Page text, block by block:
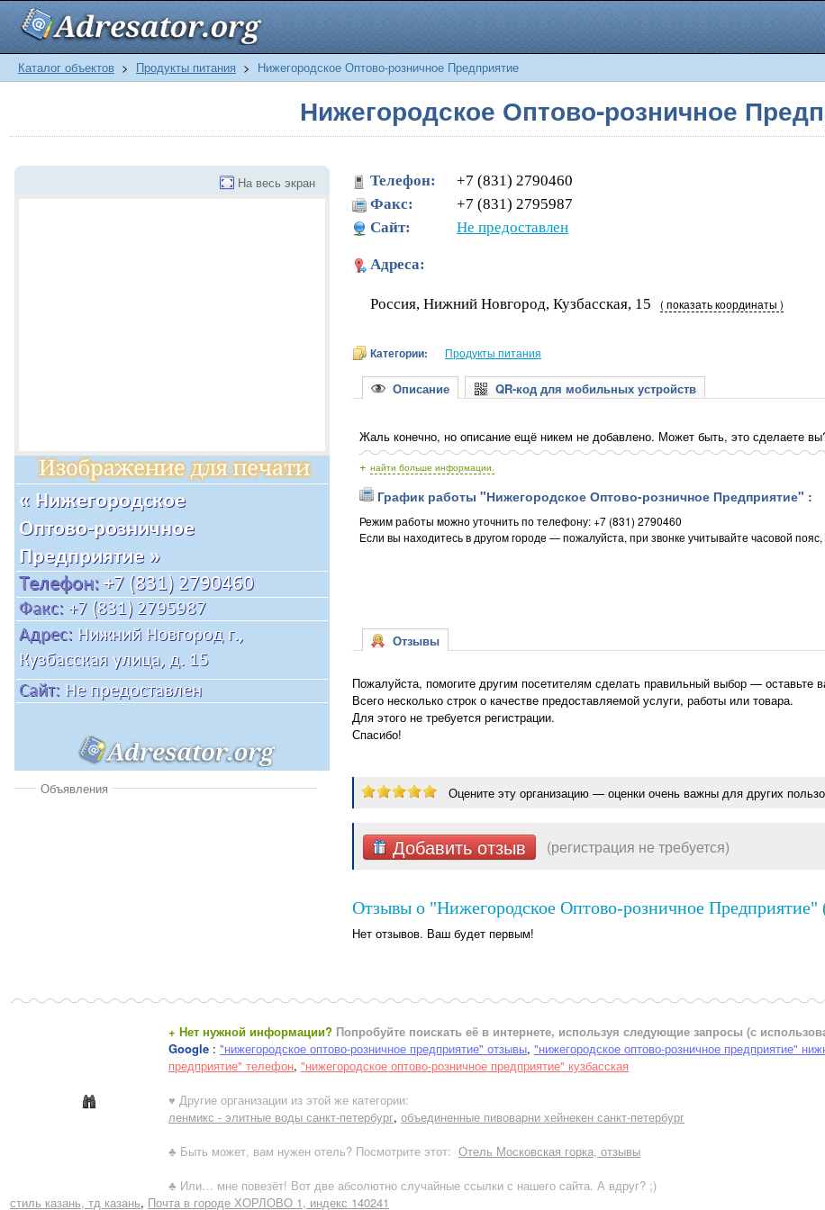
Каталог объектов > Продукты питания > Нижегородское Оптово-розничное Предприятие
Нижегородское Оптово-розничное
На весь экран
Объявления
Телефон:
+7 (831) 2790460
Факс:
+7 (831) 2795987
Сайт:
Не предоставлен
Адреса:
Россия, Нижний Новгород, Кузбасская, 15 ( показать координаты )
Категории: Продукты питания
Описание QR-код для мобильных устройств
Жаль конечно, но описание ещё никем не добавлено. Может быть, это сделаете
+ найти больше информации.
График работы "Нижегородское Оптово-розничное Предприятие" :
Режим работы можно уточнить по телефону: +7 (831) 2790460
Если вы находитесь в другом городе — пожалуйста, при звонке учитывайте часовой
Отзывы
Пожалуйста, помогите другим посетителям сделать правильный выбор — оставьте
Всего несколько строк о качестве предоставляемой услуги, работы или товара.
Для этого не требуется регистрации.
Спасибо!
Оцените эту организацию — оценки очень важны для других
Добавить отзыв (регистрация не требуется)
Отзывы о "Нижегородское Оптово-розничное Предприятие"
Нет отзывов. Ваш будет первым!
+ Нет нужной информации? Попробуйте поискать её в интернете, используя следующие запросы (с
Google : "нижегородское оптово-розничное предприятие" отзывы, "нижегородское оптово-розничное предприятие"
предприятие" телефон, "нижегородское оптово-розничное предприятие" кузбасская
♥ Другие организации из этой же категории:
ленмикс - элитные воды санкт-петербург, объединенные пивоварни хейнекен санкт-петербург
♣ Быть может, вам нужен отель? Посмотрите этот: Отель Московская горка, отзывы
♣ Или… мне повезёт! Вот две абсолютно случайные ссылки с нашего сайта. А вдруг? ;)
стиль казань, тд казань, Почта в городе ХОРЛОВО 1, индекс 140241